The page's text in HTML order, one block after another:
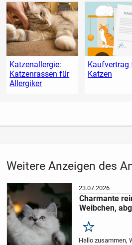
Katzenallergie:
Katzenrassen für
Allergiker
Kaufvertrag
Katzen
Weitere Anzeigen des
23.07.2026
Charmante
Weibchen,
Merken
Hallo zusammen,